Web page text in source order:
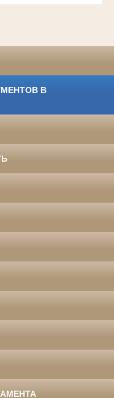
В